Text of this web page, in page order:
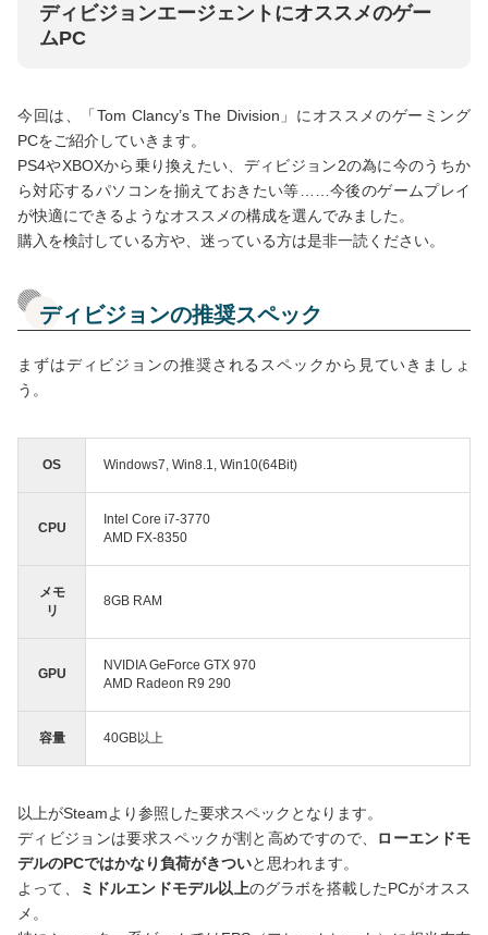
ディビジョンエージェントにオススメのゲー
ムPC
今回は、「Tom Clancy’s The Division」にオススメのゲーミング
PCをご紹介していきます。
PS4やXBOXから乗り換えたい、ディビジョン2の為に今のうちか
ら対応するパソコンを揃えておきたい等……今後のゲームプレイ
が快適にできるようなオススメの構成を選んでみました。
購入を検討している方や、迷っている方は是非一読ください。
ディビジョンの推奨スペック
まずはディビジョンの推奨されるスペックから見ていきましょ
う。
OS Windows7, Win8.1, Win10(64Bit)
CPU
Intel Core i7-3770
AMD FX-8350
メモ
リ
8GB RAM
GPU
NVIDIA GeForce GTX 970
AMD Radeon R9 290
容量 40GB以上
以上がSteamより参照した要求スペックとなります。
ディビジョンは要求スペックが割と高めですので、
ローエンドモ
デルのPCではかなり負荷がきついと思われます。
よって、
ミドルエンドモデル以上のグラボを搭載したPCがオスス
メ。